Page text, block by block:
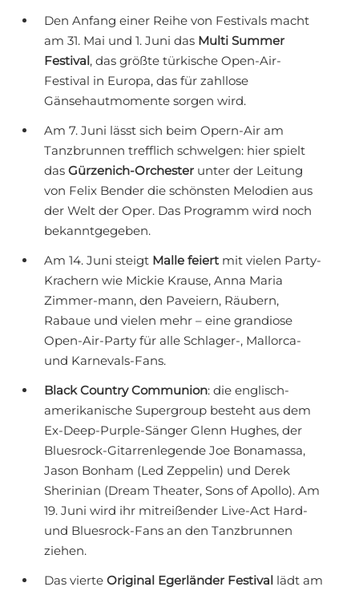
Den Anfang einer Reihe von Festivals macht
am 31. Mai und 1. Juni das Multi Summer
Festival, das größte türkische Open-Air-
Festival in Europa, das für zahllose
Gänsehautmomente sorgen wird.
Am 7. Juni lässt sich beim Opern-Air am
Tanzbrunnen trefflich schwelgen: hier spielt
das Gürzenich-Orchester unter der Leitung
von Felix Bender die schönsten Melodien aus
der Welt der Oper. Das Programm wird noch
bekanntgegeben.
Am 14. Juni steigt Malle feiertmit vielen Party-
Krachern wie Mickie Krause, Anna Maria
Zimmer-mann, den Paveiern, Räubern,
Rabaue und vielen mehr – eine grandiose
Open-Air-Party für alle Schlager-, Mallorca-
und Karnevals-Fans.
Black Country Communion: die englisch-
amerikanische Supergroup besteht aus dem
Ex-Deep-Purple-Sänger Glenn Hughes, der
Bluesrock-Gitarrenlegende Joe Bonamassa,
Jason Bonham (Led Zeppelin) und Derek
Sherinian (Dream Theater, Sons of Apollo). Am
19. Juni wird ihr mitreißender Live-Act Hard-
und Bluesrock-Fans an den Tanzbrunnen
ziehen.
Das vierte Original Egerländer Festival lädt am